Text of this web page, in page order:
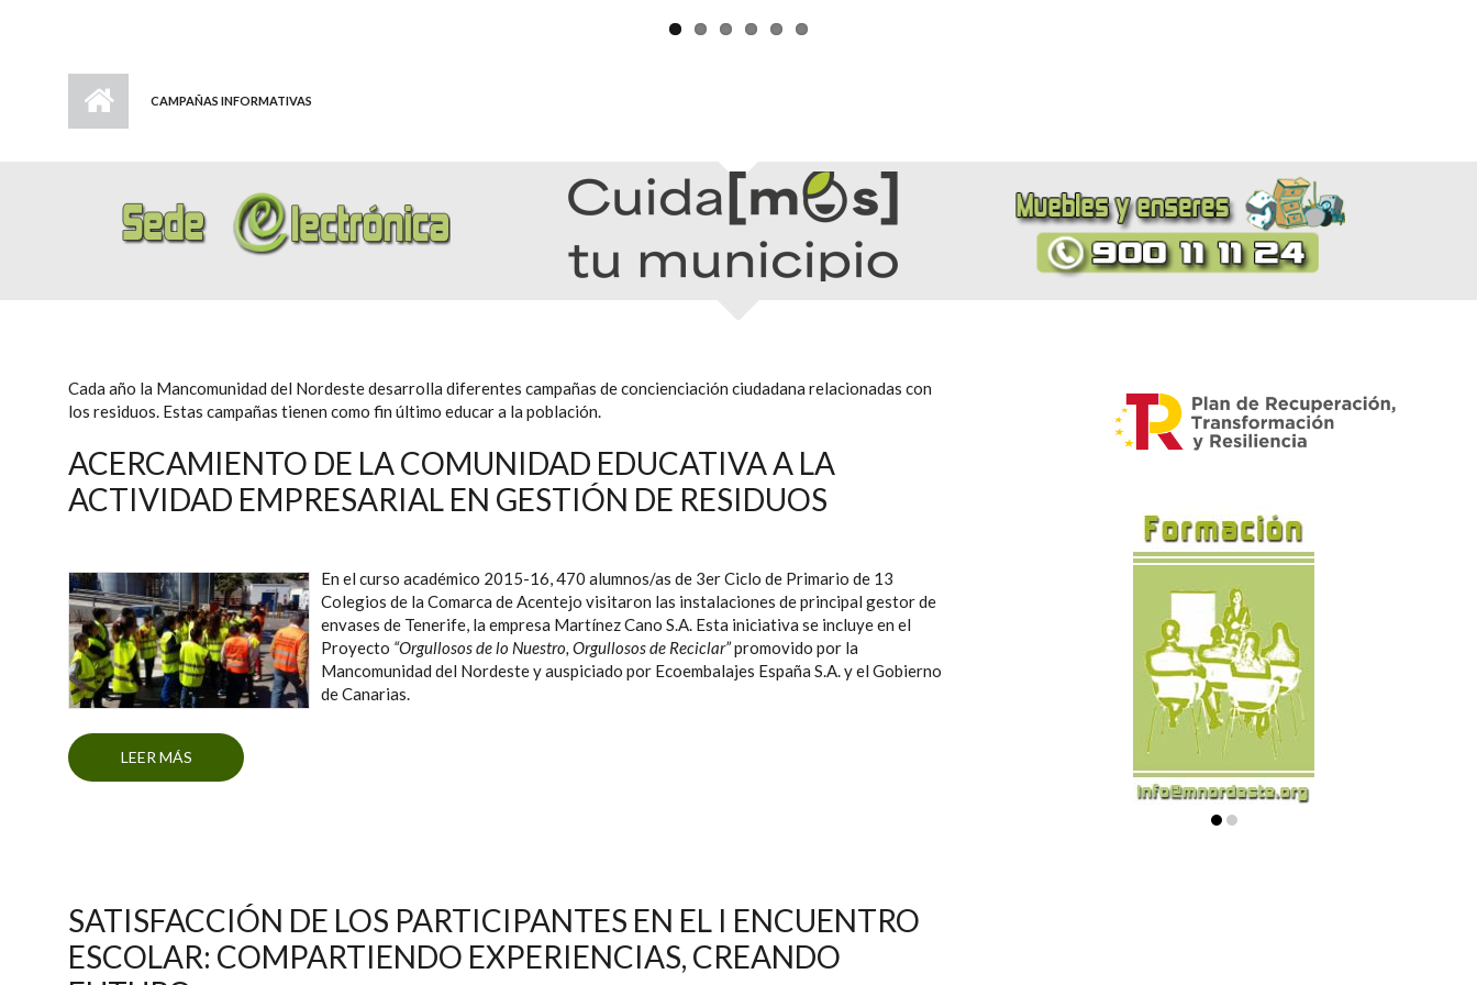
CAMPAÑAS INFORMATIVAS
Cada año la Mancomunidad del Nordeste desarrolla diferentes campañas de concienciación ciudadana relacionadas con
los residuos. Estas campañas tienen como fin último educar a la población.
ACERCAMIENTO DE LA COMUNIDAD EDUCATIVA A LA
ACTIVIDAD EMPRESARIAL EN GESTIÓN DE RESIDUOS
En el curso académico 2015-16, 470 alumnos/as de 3er Ciclo de Primario de 13
Colegios de la Comarca de Acentejo visitaron las instalaciones de principal gestor de
envases de Tenerife, la empresa Martínez Cano S.A. Esta iniciativa se incluye en el
Proyecto “Orgullosos de lo Nuestro, Orgullosos de Reciclar”promovido por la
Mancomunidad del Nordeste y auspiciado por Ecoembalajes España S.A. y el Gobierno
de Canarias.
LEER MÁS
SOBRE ACERCAMIENTO DE LA COMUNIDAD EDUCATIVA A LA ACTIVIDAD EMPRESARIAL EN GESTIÓN
SATISFACCIÓN DE LOS PARTICIPANTES EN EL I ENCUENTRO
ESCOLAR: COMPARTIENDO EXPERIENCIAS, CREANDO